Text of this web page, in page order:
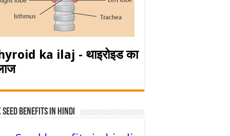
ka ilaj - थाइरोइड का
Seed Benefits in hindi